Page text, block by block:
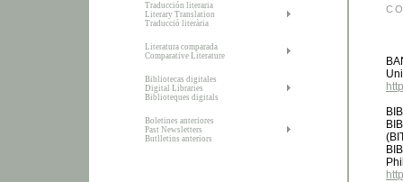
Traducción literaria
Literary Translation
Traducció literària
Literatura comparada
Comparative Literature
Bibliotecas digitales
Digital Libraries
Biblioteques digitals
Boletines anteriores
Past Newsletters
Butlletins anteriors